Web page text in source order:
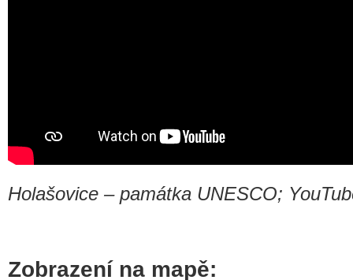
Holašovice – památka UNESCO;
Zobrazení na mapě: